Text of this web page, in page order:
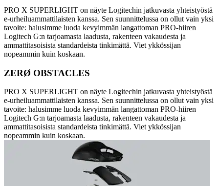
PRO X SUPERLIGHT on näyte Logitechin jatkuvasta yhteistyöstä
e-urheiluammattilaisten kanssa. Sen suunnittelussa on ollut vain yksi
tavoite: halusimme luoda kevyimmän langattoman PRO-hiiren
Logitech G:n tarjoamasta laadusta, rakenteen vakaudesta ja
ammattitasoisista standardeista tinkimättä. Viet ykkössijan
nopeammin kuin koskaan.
ZERØ OBSTACLES
PRO X SUPERLIGHT on näyte Logitechin jatkuvasta yhteistyöstä
e-urheiluammattilaisten kanssa. Sen suunnittelussa on ollut vain yksi
tavoite: halusimme luoda kevyimmän langattoman PRO-hiiren
Logitech G:n tarjoamasta laadusta, rakenteen vakaudesta ja
ammattitasoisista standardeista tinkimättä. Viet ykkössijan
nopeammin kuin koskaan.